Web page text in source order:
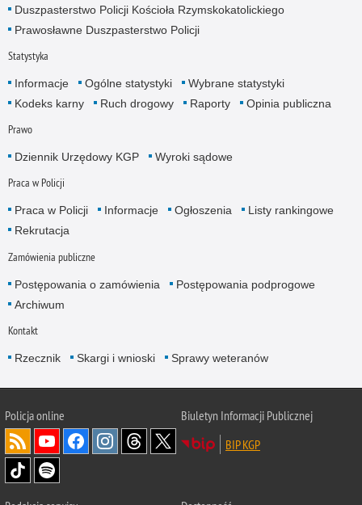
Duszpasterstwo Policji Kościoła Rzymskokatolickiego
Prawosławne Duszpasterstwo Policji
Statystyka
Informacje Ogólne statystyki
Wybrane statystyki
Kodeks karny
Ruch drogowy Raporty Opinia publiczna
Prawo
Dziennik Urzędowy KGP Wyroki sądowe
Praca w Policji
Praca w Policji Informacje Ogłoszenia
Listy rankingowe
Rekrutacja
Zamówienia publiczne
Postępowania o zamówienia
Postępowania podprogowe
Archiwum
Kontakt
Rzecznik Skargi i wnioski Sprawy weteranów
Policjaonline
Biuletyn Informacji Publicznej
BIP KGP